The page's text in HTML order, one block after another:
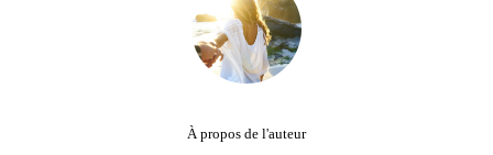
À propos de l'auteur